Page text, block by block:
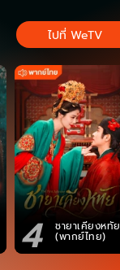
4 ชายาเคียงหทัย
(พากย์ไทย)
ไปที่ WeTV